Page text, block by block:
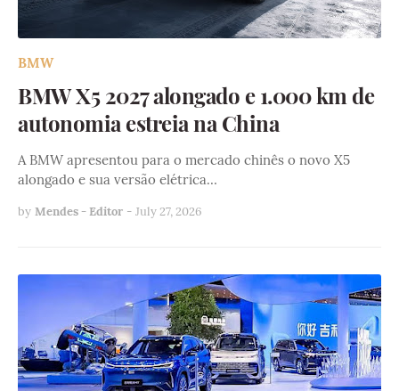
BMW
BMW X5 2027 alongado e 1.000 km de
autonomia estreia na China
A BMW apresentou para o mercado chinês o novo X5
alongado e sua versão elétrica…
by Mendes - Editor - July 27, 2026